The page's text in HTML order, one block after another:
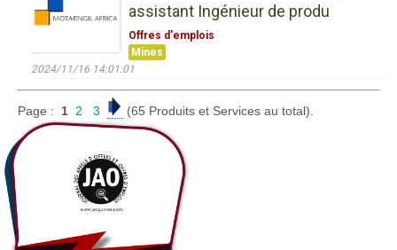
assistant Ingénieur de produ
Offres d'emplois
Mines
2024/11/16 14:01:01
Page : 1 2 3 (65 Produits et Services au total).